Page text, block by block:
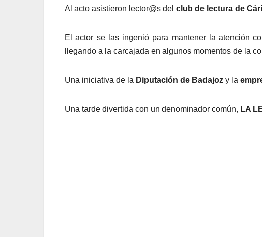
Al acto asistieron lector@s del club de lectura de
El actor se las ingenió para mantener la atención
llegando a la carcajada en algunos momentos de la
Una iniciativa de la Diputación de Badajoz y la
Una tarde divertida con un denominador común, LA